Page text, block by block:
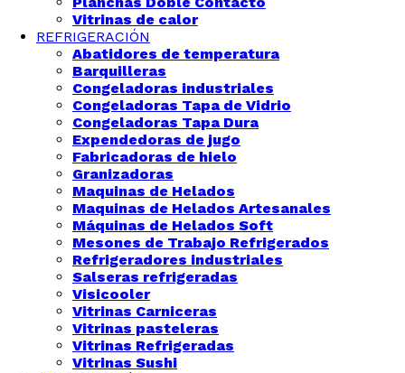
Vitrinas de calor
REFRIGERACIÓN
Abatidores de temperatura
Barquilleras
Congeladoras industriales
Congeladoras Tapa de Vidrio
Congeladoras Tapa Dura
Expendedoras de jugo
Fabricadoras de hielo
Granizadoras
Maquinas de Helados
Maquinas de Helados Artesanales
Máquinas de Helados Soft
Mesones de Trabajo Refrigerados
Refrigeradores industriales
Salseras refrigeradas
Visicooler
Vitrinas Carniceras
Vitrinas pasteleras
Vitrinas Refrigeradas
Vitrinas Sushi